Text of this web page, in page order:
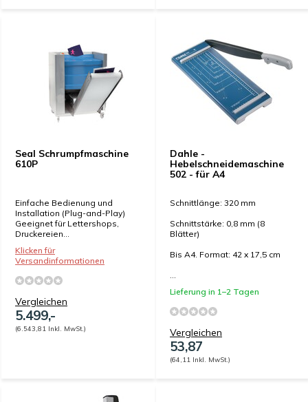
Seal Schrumpfmaschine
610P
Einfache Bedienung und
Installation (Plug-and-Play)
Geeignet für Lettershops,
Druckereien...
Klicken für
Versandinformationen
Vergleichen
5.499,-
(6.543,81 Inkl. MwSt.)
Dahle -
Hebelschneidemaschine
502 - für A4
Schnittlänge: 320 mm
Schnittstärke: 0,8 mm (8
Blätter)
Bis A4. Format: 42 x 17,5 cm
...
Lieferung in 1–2 Tagen
Vergleichen
53,87
(64,11 Inkl. MwSt.)